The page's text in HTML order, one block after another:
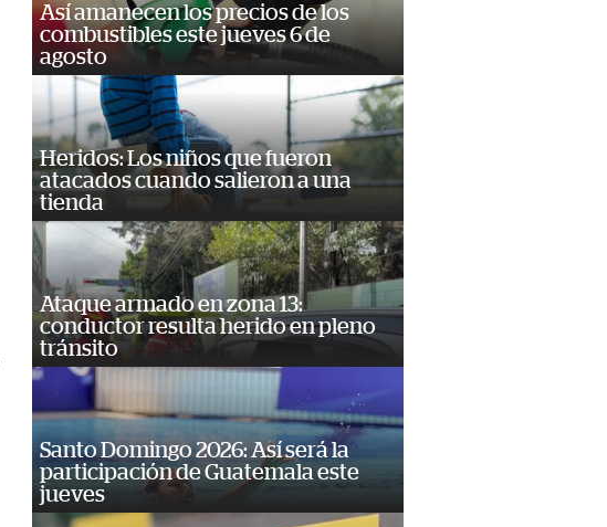
Así amanecen los precios de los
combustibles este jueves 6 de
agosto
Heridos: Los niños que fueron
atacados cuando salieron a una
tienda
Ataque armado en zona 13:
conductor resulta herido en pleno
tránsito
Santo Domingo 2026: Así será la
participación de Guatemala este
jueves